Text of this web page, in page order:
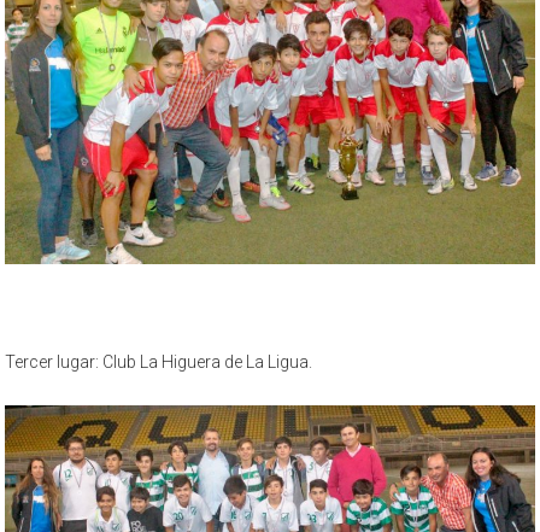
Tercer lugar: Club La Higuera de La Ligua.